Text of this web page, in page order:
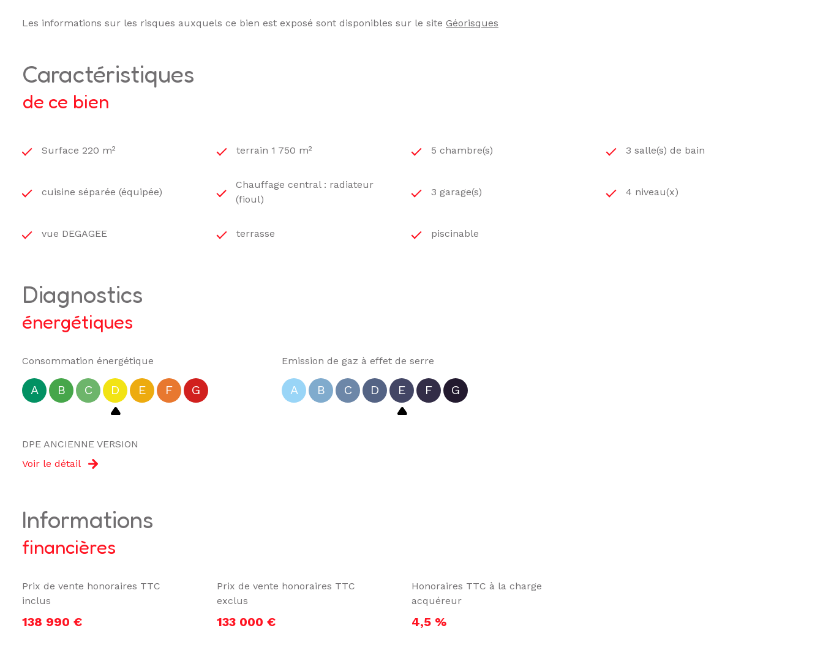
Les informations sur les risques auxquels ce bien est exposé sont disponibles sur le site Géorisques
caractéristiques
de ce bien
Surface 220 m² terrain 1 750 m² 5 chambre(s) 3 salle(s) de bain
cuisine séparée (équipée)
Chauffage central : radiateur
(fioul)
3 garage(s) 4 niveau(x)
vue DEGAGEE terrasse piscinable
diagnostics
énergétiques
Consommation énergétique
A B C D E F G
Emission de gaz à effet de serre
A B C D E F G
DPE ANCIENNE VERSION
Voir le détail
informations
financières
Prix de vente honoraires TTC
inclus
138 990 €
Prix de vente honoraires TTC
exclus
133 000 €
Honoraires TTC à la charge
acquéreur
4,5 %